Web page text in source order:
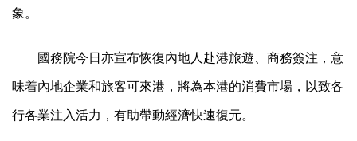
象。
國務院今日亦宣布恢復內地人赴港旅遊、商務簽注，意
味着內地企業和旅客可來港，將為本港的消費市場，以致各
行各業注入活力，有助帶動經濟快速復元。